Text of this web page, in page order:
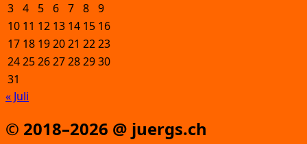
3 4 5 6 7 8 9
10 11 12 13 14 15 16
17 18 192021 2223
24252627282930
31
« Juli
© 2018–2026 @ juergs.ch